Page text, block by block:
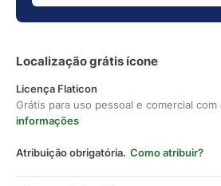
Localização grátis ícone
Licença Flaticon
Grátis para uso pessoal e comercial com
informações
Atribuição obrigatória. Como atribuir?